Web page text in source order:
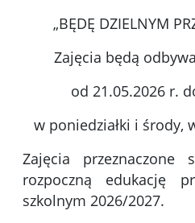
„BĘDĘ DZIELNYM
Zajęcia będą
od 21.05.2026 r.
w poniedziałki i środy,
Zajęcia
rozpoczną edukację
szkolnym 2026/2027.